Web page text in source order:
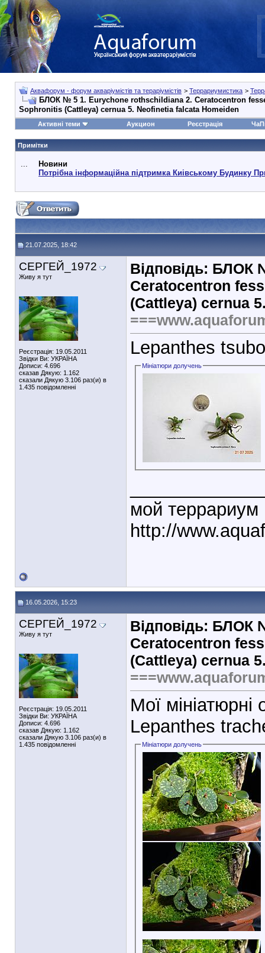
Аквафорум - форум акваріумістів та тераріумістів > Террариумистика >
БЛОК № 5 1. Eurychone rothschildiana 2. Ceratocentron
Sophronitis (Cattleya) cernua 5. Neofinetia falcata Homeiden
Активні теми Аукцион Реєстрація
Примітки
...
Новини
Потрібна інформаційна підтримка Киівському Будинку
21.07.2025, 18:42
СЕРГЕЙ_1972
Живу я тут
Реєстрація: 19.05.2011
Звідки Ви: УКРАЇНА
Дописи: 4.696
сказав Дякую: 1.162
сказали Дякую 3.106 раз(и) в
1.435 повідомленні
Відповідь: БЛОК
Ceratocentron
(Cattleya) cernua
Lepanthes
Мініатюри долучень
мой террариум
http://
16.05.2026, 15:23
СЕРГЕЙ_1972
Живу я тут
Реєстрація: 19.05.2011
Звідки Ви: УКРАЇНА
Дописи: 4.696
сказав Дякую: 1.162
сказали Дякую 3.106 раз(и) в
1.435 повідомленні
Відповідь: БЛОК
Ceratocentron
(Cattleya) cernua
Мої
Lepanthes
Мініатюри долучень